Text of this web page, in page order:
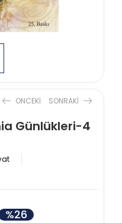
ONCEKI SONRAKI
Günlükleri-4
%26